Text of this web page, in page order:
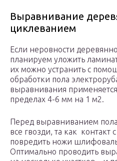
Выравнивание
циклеванием
Если неровности
планируем уложить
их можно устранить с
обработки пола
выравнивания
пределах 4-6 мм на 1 м2.
Перед выравниванием
все гвозди, та как контакт
повредить ножи
Оптимально проводить